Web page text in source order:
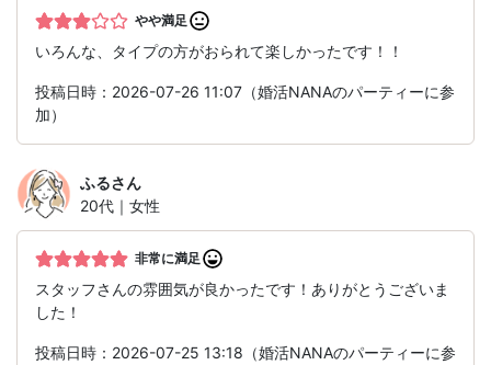
やや満足
いろんな、タイプの方がおられて楽しかったです！！
投稿日時：2026-07-26 11:07（婚活NANAのパーティーに参
加）
ふるさん
20代｜女性
非常に満足
スタッフさんの雰囲気が良かったです！ありがとうございま
した！
投稿日時：2026-07-25 13:18（婚活NANAのパーティーに参